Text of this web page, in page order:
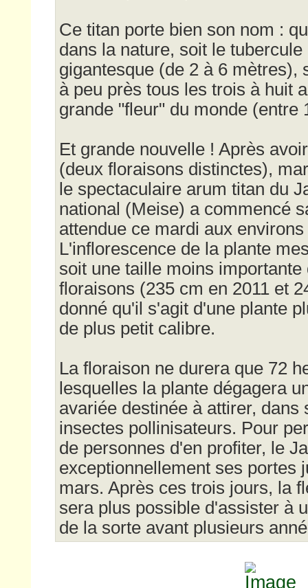
Ce titan porte bien son nom :
dans la nature, soit le
gigantesque (de 2 à 6 mètres),
à peu près tous les trois à huit
grande "fleur" du monde (entre
Et grande nouvelle ! Après
(deux floraisons distinctes),
le spectaculaire arum titan du
national (Meise) a commencé
attendue ce mardi aux
L'inflorescence de la plante
soit une taille moins
floraisons (235 cm en 2011 et
donné qu'il s'agit d'une plante
de plus petit calibre.
La floraison ne durera que 72
lesquelles la plante dégagera
avariée destinée à attirer, dans
insectes pollinisateurs. Pour
de personnes d'en profiter, le
exceptionnellement ses portes
mars. Après ces trois jours, la
sera plus possible d'assister à
de la sorte avant plusieurs